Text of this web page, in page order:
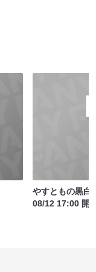
やすともの黒白
08/12 17:00 開